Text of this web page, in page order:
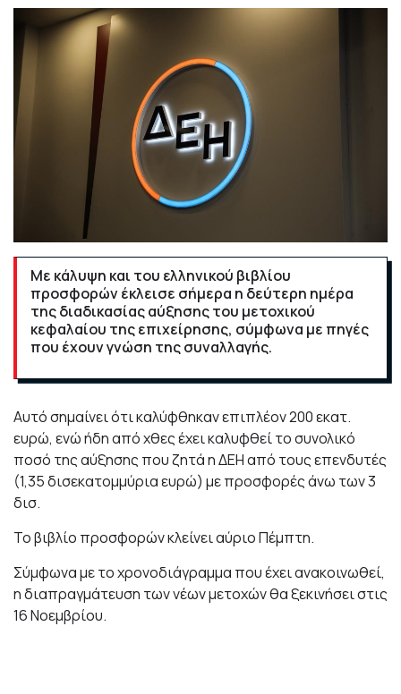
Με κάλυψη και του ελληνικού βιβλίου
προσφορών έκλεισε σήμερα η δεύτερη ημέρα
της διαδικασίας αύξησης του μετοχικού
κεφαλαίου της επιχείρησης, σύμφωνα με πηγές
που έχουν γνώση της συναλλαγής.
Αυτό σημαίνει ότι καλύφθηκαν επιπλέον 200 εκατ.
ευρώ, ενώ ήδη από χθες έχει καλυφθεί το συνολικό
ποσό της αύξησης που ζητά η ΔΕΗ από τους επενδυτές
(1,35 δισεκατομμύρια ευρώ) με προσφορές άνω των 3
δισ.
Το βιβλίο προσφορών κλείνει αύριο Πέμπτη.
Σύμφωνα με το χρονοδιάγραμμα που έχει ανακοινωθεί,
η διαπραγμάτευση των νέων μετοχών θα ξεκινήσει στις
16 Νοεμβρίου.